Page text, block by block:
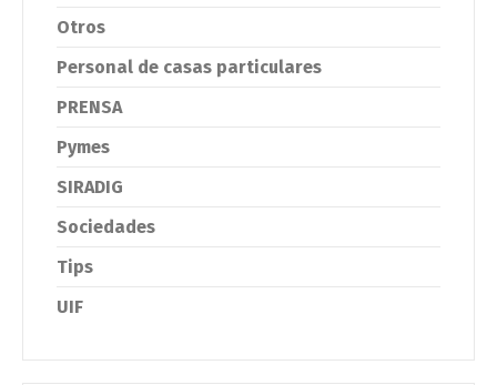
Otros
Personal de casas particulares
PRENSA
Pymes
SIRADIG
Sociedades
Tips
UIF